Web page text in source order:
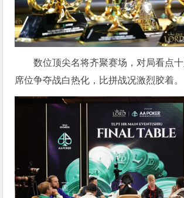
数位顶尖名将齐聚赛场，对局看点
席位争夺战白热化，比拼战况激烈胶着。